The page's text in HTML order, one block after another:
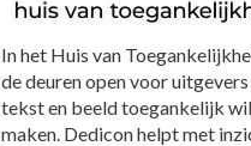
In het Huis van
de deuren open voor uitgevers
tekst en beeld toegankelijk
maken. Dedicon helpt met